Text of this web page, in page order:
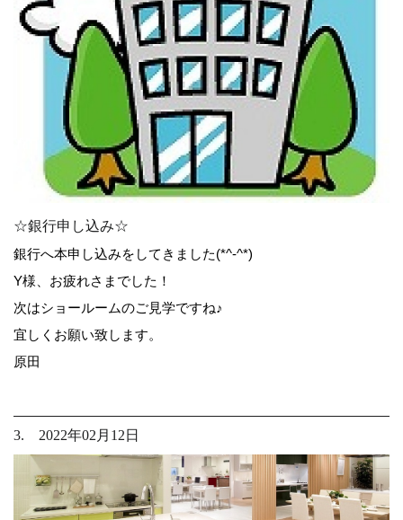
☆銀行申し込み☆
銀行へ本申し込みをしてきました(*^-^*)
Y様、お疲れさまでした！
次はショールームのご見学ですね♪
宜しくお願い致します。
原田
3. 2022年02月12日